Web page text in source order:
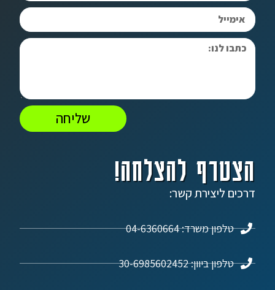
הצטרף להצלחה!
דרכים ליצירת קשר:
טלפון משרד: 04-6360664
טלפון ביוון: 30-6985602452
שליחה